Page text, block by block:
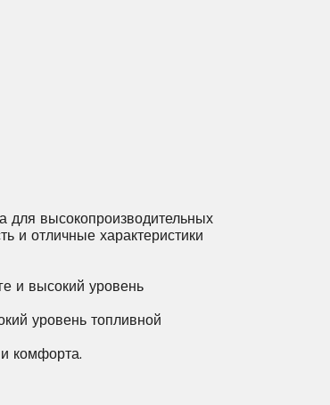
для высокопроизводительных
и отличные характеристики
и высокий уровень
уровень топливной
комфорта.